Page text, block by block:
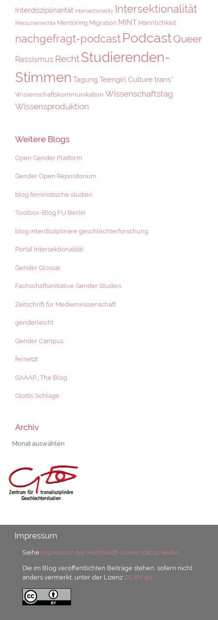
Interdisziplinarität intersectionality Intersektionalität
Menschenrechte Mentoring Migration MINT Männlichkeit
nachgefragt-podcastPodcastQueer
Rassismus RechtStudierenden-
Stimmen Tagung Teengirl Culturetrans*
Wissenschaftskommunikation Wissenschaftstag
Wissensproduktion
Weitere Blogs
Open Gender Platform
Gender Open Repositorium
blog feministische studien
Toolbox-Blog FU Berlin
blog interdisziplinäre geschlechterforschung
Portal Intersektionalität
Gender Glossar
Fachschaftsinitiative Gender Studies
Zeitschrift für Medienwissenschaft
genderleicht
Gender Campus
fernetzt
GAAAP_The Blog
Glottis Schläge
Archiv
Archiv
Impressum
Siehe Impressum der Humboldt-Universität zu Berlin
Die im Blog veröffentlichten Beiträge stehen, sofern nicht
anders vermerkt, unter der LizenzCC BY 4.0.